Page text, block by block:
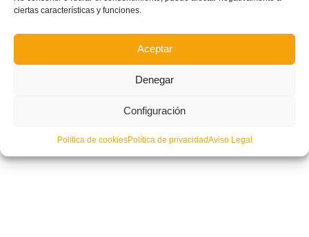
ciertas características y funciones.
Aceptar
Denegar
Configuración
Política de cookiesPolítica de privacidadAviso Legal